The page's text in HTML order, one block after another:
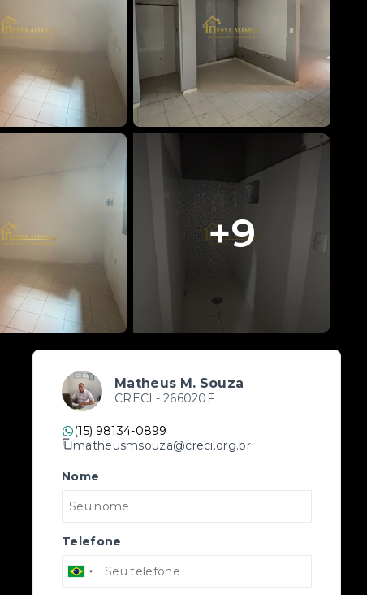
+9
Matheus M. Souza
CRECI - 266020F
(15) 98134-0899
matheusmsouza@creci.org.br
Nome
Telefone